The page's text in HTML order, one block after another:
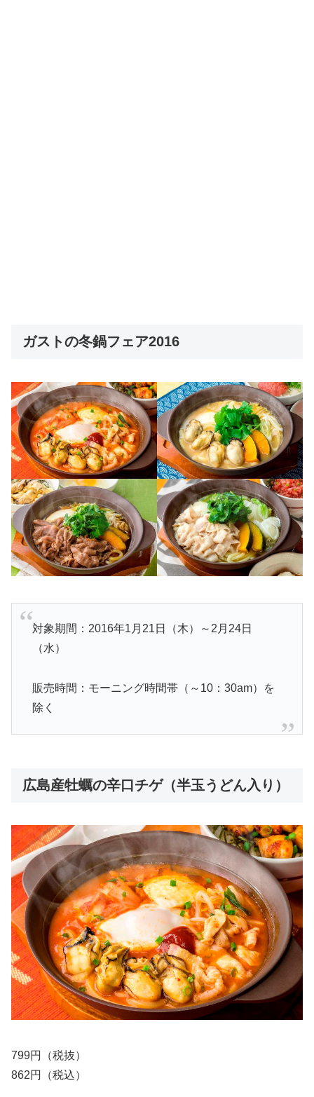
ガストの冬鍋フェア2016
対象期間：2016年1月21日（木）～2月24日
（水）
販売時間：モーニング時間帯（～10：30am）を
除く
広島産牡蠣の辛口チゲ（半玉うどん入り）
799円（税抜）
862円（税込）